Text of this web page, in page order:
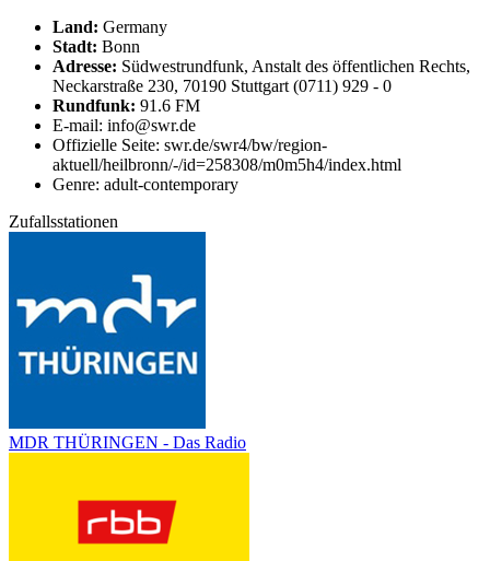
Land: Germany
Stadt: Bonn
Adresse: Südwestrundfunk, Anstalt des öffentlichen Rechts,
Neckarstraße 230, 70190 Stuttgart (0711) 929 - 0
Rundfunk: 91.6 FM
E-mail: info@swr.de
Offizielle Seite: swr.de/swr4/bw/region-
aktuell/heilbronn/-/id=258308/m0m5h4/index.html
Genre: adult-contemporary
Zufallsstationen
MDR THÜRINGEN - Das Radio